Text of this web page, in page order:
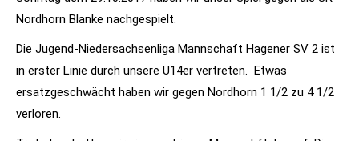
Nordhorn Blanke nachgespielt.
Die Jugend-Niedersachsenliga Mannschaft Hagener SV 2 ist
in erster Linie durch unsere U14er vertreten. Etwas
ersatzgeschwächt haben wir gegen Nordhorn 1 1/2 zu 4 1/2
verloren.